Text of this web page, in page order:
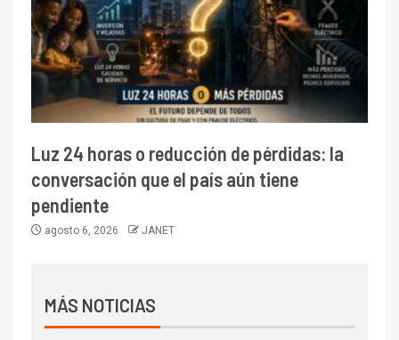
Luz 24 horas o reducción de pérdidas: la
conversación que el país aún tiene
pendiente
agosto 6, 2026 JANET
MÁS NOTICIAS